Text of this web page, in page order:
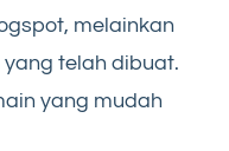
melainkan
telah dibuat.
yang mudah